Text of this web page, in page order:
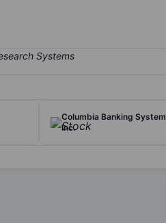
Columbia Banking System
Inc.